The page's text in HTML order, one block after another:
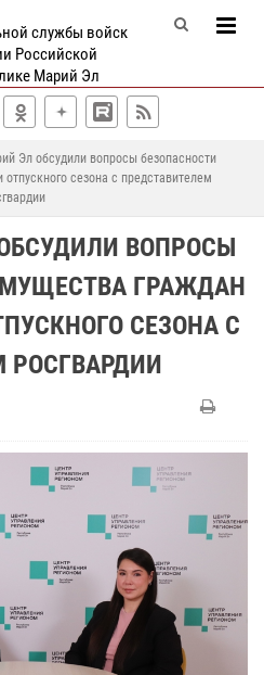
службы войск
Российской
Марий Эл
Эл обсудили вопросы безопасности
сезона с представителем
ВОПРОСЫ
ГРАЖДАН
СЕЗОНА С
РОСГВАРДИИ